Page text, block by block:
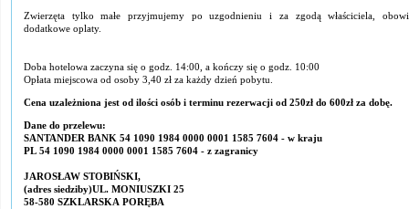
Zwierzęta tylko małe przyjmujemy po uzgodnieniu i za zgodą właściciela,
dodatkowe oplaty.
Doba hotelowa zaczyna się o godz. 14:00, a kończy się o godz. 10:00
Opłata miejscowa od osoby 3,40 zł za każdy dzień pobytu.
Cena uzależniona jest od ilości osób i terminu rezerwacji od 250zł do 600zł za dobę.
Dane do przelewu:
SANTANDER BANK 54 1090 1984 0000 0001 1585 7604 - w kraju
PL 54 1090 1984 0000 0001 1585 7604 - z zagranicy
JAROSŁAW STOBIŃSKI,
(adres siedziby)UL. MONIUSZKI 25
58-580 SZKLARSKA PORĘBA